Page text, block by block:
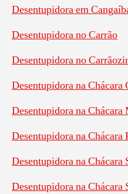
Desentupidora em
Desentupidora no Carrão
Desentupidora no
Desentupidora na
Desentupidora na Chácara
Desentupidora na Chácara
Desentupidora na Chácara
Desentupidora na Chácara